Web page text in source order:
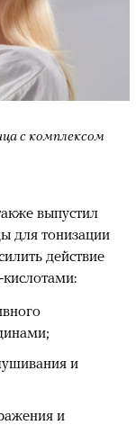
с комплексом
выпустил
для тонизации
действие
и
и